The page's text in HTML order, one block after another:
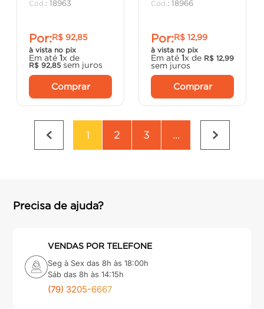
: 18963
Por:R$ 92,85
à vista no pix
Em até 1x de
R$ 92,85 sem juros
Comprar
: 18966
Por:R$ 12,99
à vista no pix
Em até 1x de R$ 12,99
sem juros
Comprar
1 2 3 ...
Precisa de ajuda?
VENDAS POR TELEFONE
Seg à Sex das 8h às 18:00h
Sáb das 8h às 14:15h
(79) 3205-6667